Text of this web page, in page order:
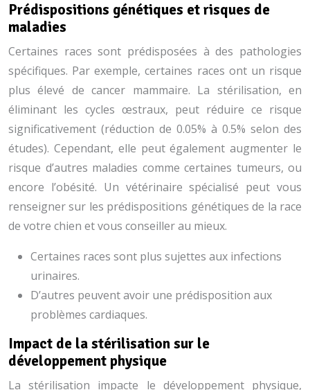
Prédispositions génétiques et risques de
maladies
Certaines races sont prédisposées à des pathologies
spécifiques. Par exemple, certaines races ont un risque
plus élevé de cancer mammaire. La stérilisation, en
éliminant les cycles œstraux, peut réduire ce risque
significativement (réduction de 0.05% à 0.5% selon des
études). Cependant, elle peut également augmenter le
risque d’autres maladies comme certaines tumeurs, ou
encore l’obésité. Un vétérinaire spécialisé peut vous
renseigner sur les prédispositions génétiques de la race
de votre chien et vous conseiller au mieux.
Certaines races sont plus sujettes aux infections
urinaires.
D’autres peuvent avoir une prédisposition aux
problèmes cardiaques.
Impact de la stérilisation sur le
développement physique
La stérilisation impacte le développement physique,